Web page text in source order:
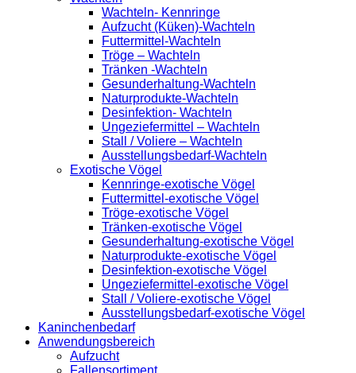
Wachteln- Kennringe
Aufzucht (Küken)-Wachteln
Futtermittel-Wachteln
Tröge – Wachteln
Tränken -Wachteln
Gesunderhaltung-Wachteln
Naturprodukte-Wachteln
Desinfektion- Wachteln
Ungeziefermittel – Wachteln
Stall / Voliere – Wachteln
Ausstellungsbedarf-Wachteln
Exotische Vögel
Kennringe-exotische Vögel
Futtermittel-exotische Vögel
Tröge-exotische Vögel
Tränken-exotische Vögel
Gesunderhaltung-exotische Vögel
Naturprodukte-exotische Vögel
Desinfektion-exotische Vögel
Ungeziefermittel-exotische Vögel
Stall / Voliere-exotische Vögel
Ausstellungsbedarf-exotische Vögel
Kaninchenbedarf
Anwendungsbereich
Aufzucht